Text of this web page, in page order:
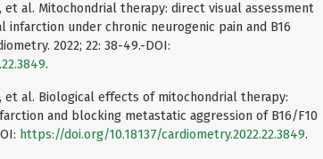
et al. Mitochondrial therapy: direct visual assessment
under chronic neurogenic pain and B16
2022; 22: 38-49.-DOI:
.
et al. Biological effects of mitochondrial therapy:
and blocking metastatic aggression of B16/F10
https://doi.org/10.18137/cardiometry.2022.22.3849.